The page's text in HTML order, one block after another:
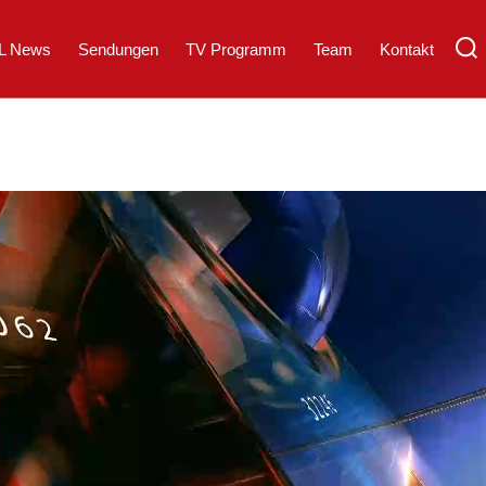
News Sendungen TV Programm Team Kontakt